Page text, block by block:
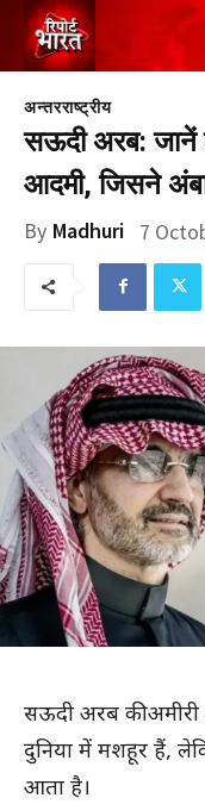
अन्तरराष्ट्रीय
सऊदी अरब: जानें
आदमी, जिसने
By Madhuri 7
सऊदी अरब की
दुनिया में मशहूर हैं,
आता है।